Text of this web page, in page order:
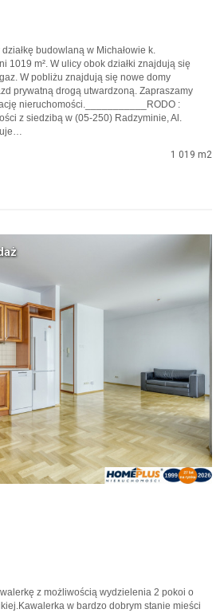
budowlaną w Michałowie k.
1019 m². W ulicy obok działki znajdują się
W pobliżu znajdują się nowe domy
prywatną drogą utwardzoną. Zapraszamy
nieruchomości.___________RODO :
z siedzibą w (05-250) Radzyminie, Al.
1 019 m2
z możliwością wydzielenia 2 pokoi o
w bardzo dobrym stanie mieści